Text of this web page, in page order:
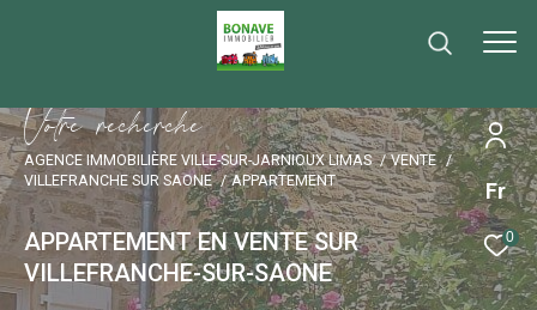
Fr
0
Votre recherche
AGENCE IMMOBILIÈRE VILLE-SUR-JARNIOUX LIMAS
VENTE
VILLEFRANCHE SUR SAONE
APPARTEMENT
APPARTEMENT EN VENTE SUR
VILLEFRANCHE-SUR-SAONE